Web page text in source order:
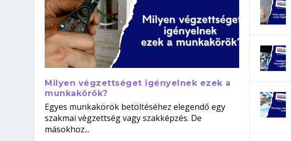
Milyen végzettséget igényelnek ezek a
munkakörök?
Egyes munkakörök betöltéséhez elegendő egy
szakmai végzettség vagy szakképzés. De
másokhoz...